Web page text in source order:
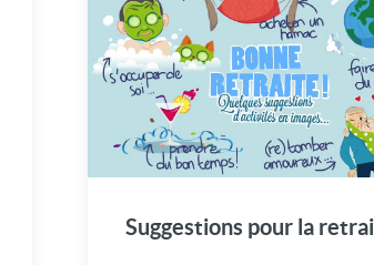
Suggestions pour la